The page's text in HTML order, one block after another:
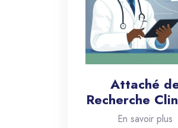
Attaché
Recherche
En savoir plus